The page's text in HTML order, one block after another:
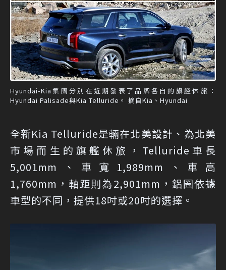
Hyundai-Kia集團分別在近期發表了品牌各自的旗艦休旅：
Hyundai Palisade與Kia Telluride。 摘自Kia、Hyundai
全新Kia Telluride是輛在北美設計、為北美
市場而生的旗艦休旅，Telluride車長
5,001mm、車寬1,989mm、車高
1,760mm，軸距則為2,901mm，鋁圈依據
車型的不同，提供18吋或20吋的選擇。